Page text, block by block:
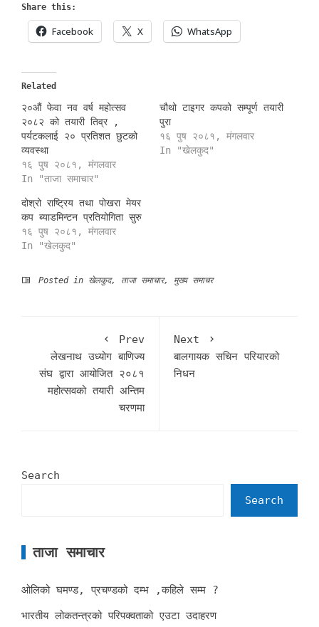
Share this:
Facebook X WhatsApp
Related
२०औं फेवा नव वर्ष महोत्सव
२०८२ को तयारी तिव्र ,
पर्यटकलाई २० प्रतिशत छुटको
व्यवस्था
१६ पुष २०८१, मंगलवार
In "ताजा समाचार"
चौथो टाइगर कपको सम्पूर्ण तयारी
पुरा
१६ पुष २०८१, मंगलवार
In "खेलकुद"
दोश्रो राष्ट्रिय तथा पोखरा मेयर
कप ब्याडमिन्टन प्रतियोगिता सुरु
१६ पुष २०८१, मंगलवार
In "खेलकुद"
Posted in खेलकुद, ताजा समाचार, मुख्य समाचर
Prev
लेखनाथ उध्योग बाणिज्य
संघ द्वारा आय‍ोजित २०८१
महोत्सवको तयारी अन्तिम
चरणमा
Next
बालगायक सचिन परियारको
निधन
Search
Search
ताजा समाचार
ओलिको घमण्ड, प्रचण्डको दम्भ ,कहिले सम्म ?
भारतीय लोकतन्त्रको परिपक्वताको एउटा उदाहरण